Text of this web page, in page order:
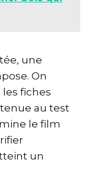
une
On
fiches
au test
le film
un